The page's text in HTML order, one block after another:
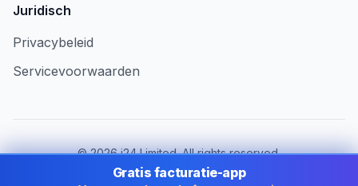
Juridisch
Privacybeleid
Servicevoorwaarden
©2026i24 Limited. All rights reserved.
Voor bedrijven in Belgium
Gratis facturatie-app